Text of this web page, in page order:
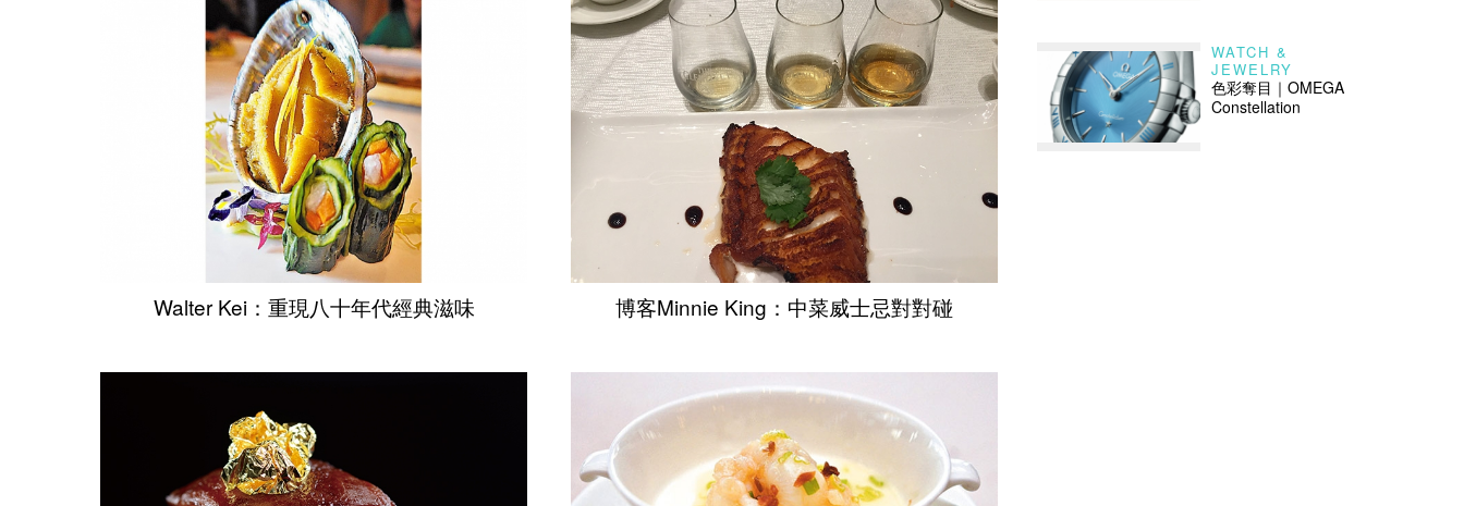
Walter Kei：重現八十年代經典滋味 博客Minnie King：中菜威士忌對對碰
WATCH &
JEWELRY
色彩奪目｜OMEGA
Constellation